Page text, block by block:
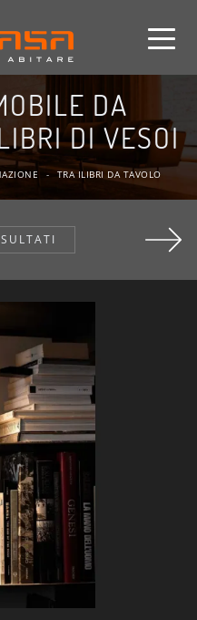
DA
DI VESOI
- TRA ILIBRI DA TAVOLO